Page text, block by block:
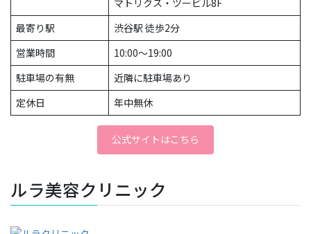
最寄り駅
渋谷駅 徒歩2分
営業時間
10:00～19:00
駐車場の有無
近隣に駐車場あり
定休日
年中無休
公式サイトはこちら
ルラ美容クリニック